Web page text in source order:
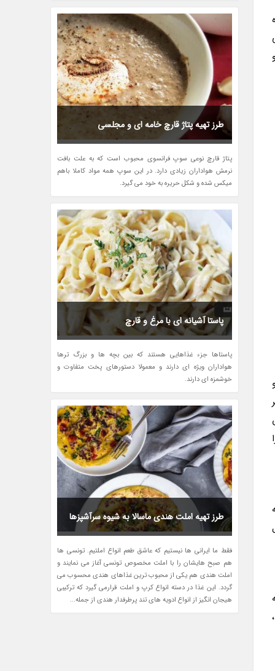
طرز تهیه پتاژ قارچ خامه ای و مجلسی
پتاژ قارچ نوعی سوپ فرانسوی محبوب است که به علت بافت
نرمش هواداران زیادی دارد. در این سوپ همه مواد کاملا باهم
میکس شده و شکل حریره به خود می گیرد.
پاستا آشیانه ای با مرغ و قارچ
پاستاها جزء غذاهایی هستند که بین بچه ها و بزرگ ترها
هواداران ویژه ای دارند و معمولا دستورهای پخت متفاوت و
خوشمزه ای دارند.
طرز تهیه املت هندی ماسالا به شیوه سرآشپزها
فقط ما ایرانی ها نیستیم که عاشق طعم انواع املتیم. تونسی ها
هم صبح هایشان را با املت مخصوص تونسی آغاز می نمایند و
املت هندی هم یکی از محبوب ترین غذاهای هندی محسوب می
گردد. این غذا در دسته انواع کرپ و املت قرارمی گیرد که ترکیبی
هیجان انگیز از انواع ادویه های تند پرطرفدار هندی از جمله...